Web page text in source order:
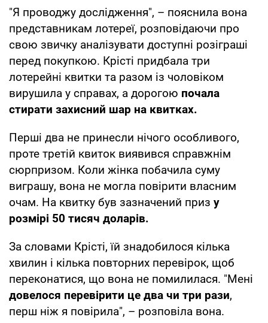
"Я проводжу дослідження", – пояснила вона
представникам лотереї, розповідаючи про
свою звичку аналізувати доступні розіграші
перед покупкою. Крісті придбала три
лотерейні квитки та разом із чоловіком
вирушила у справах, а дорогою почала
стирати захисний шар на квитках.
Перші два не принесли нічого особливого,
проте третій квиток виявився справжнім
сюрпризом. Коли жінка побачила суму
виграшу, вона не могла повірити власним
очам. На квитку був зазначений приз у
розмірі 50 тисяч доларів.
За словами Крісті, їй знадобилося кілька
хвилин і кілька повторних перевірок, щоб
переконатися, що вона не помилилася. "Мені
довелося перевірити це два чи три рази,
перш ніж я повірила", – розповіла вона.